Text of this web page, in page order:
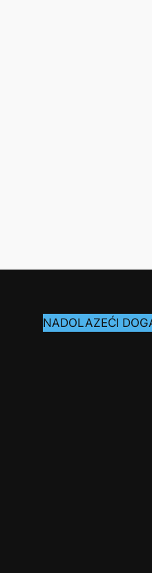
NADOLAZEĆI